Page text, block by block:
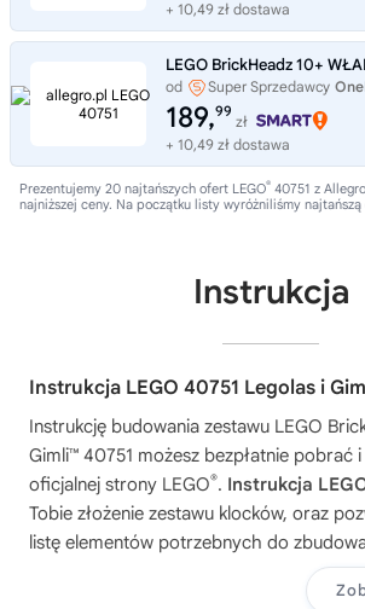
+ 10,49 zł dostawa
od Super Sprzedawcy
189,99
zł
+ 10,49 zł dostawa
Prezentujemy 20 najtańszych ofert LEGO® 40751 z
najniższej ceny. Na początku listy wyróżniliśmy najtańszą
Instrukcja
Instrukcja LEGO 40751 Legolas i
Instrukcję budowania zestawu LEGO
Gimli™ 40751 możesz bezpłatnie pobrać
oficjalnej strony LEGO®. Instrukcja
Tobie złożenie zestawu klocków, oraz
listę elementów potrzebnych do